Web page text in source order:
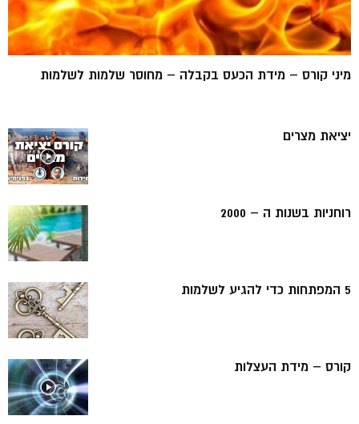
מיני קורס – מידת הכעס בקבלה – מחוסר שלמות לשלמות
יציאת מצרים
רוחניות בשנות ה – 2000
5 המפתחות כדי להגיע לשלמות
קורס – מידת העצלות